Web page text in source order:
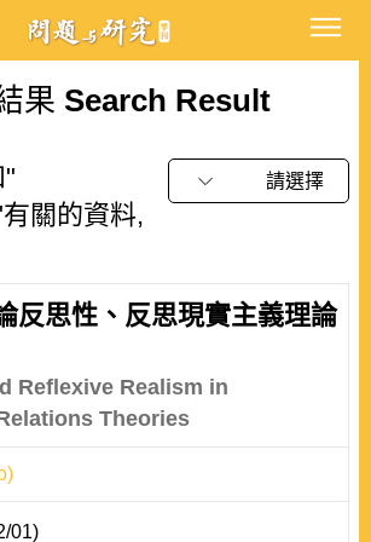
果 Search Result
"
關的資料,
請選擇
反思性、反思現實主義理論
Reflexive Realism in
Theories
01)